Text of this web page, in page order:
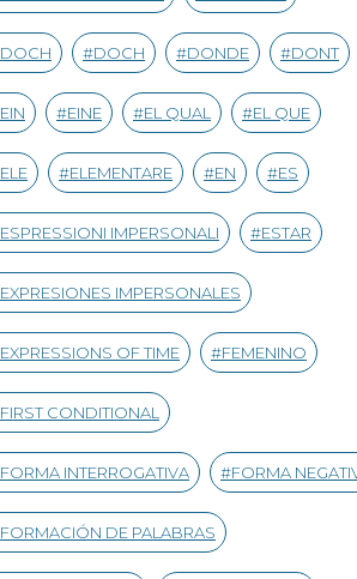
DOCH DOCH DONDE DONT
EIN EINE EL QUAL EL QUE
ELE ELEMENTARE EN ES
ESPRESSIONI IMPERSONALI ESTAR
EXPRESIONES IMPERSONALES
EXPRESSIONS OF TIME FEMENINO
FIRST CONDITIONAL
FORMA INTERROGATIVA FORMA
FORMACIÓN DE PALABRAS